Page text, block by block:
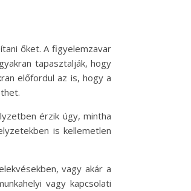
őket. A figyelemzavar
tapasztalják, hogy
előfordul az is, hogy a
érzik úgy, mintha
is kellemetlen
vagy akár a
vagy kapcsolati